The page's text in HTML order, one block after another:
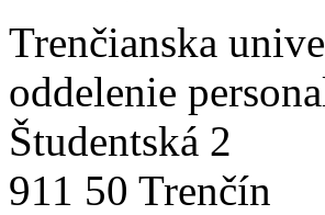
Trenčianska
oddelenie
Študentská 2
911 50 Trenčín